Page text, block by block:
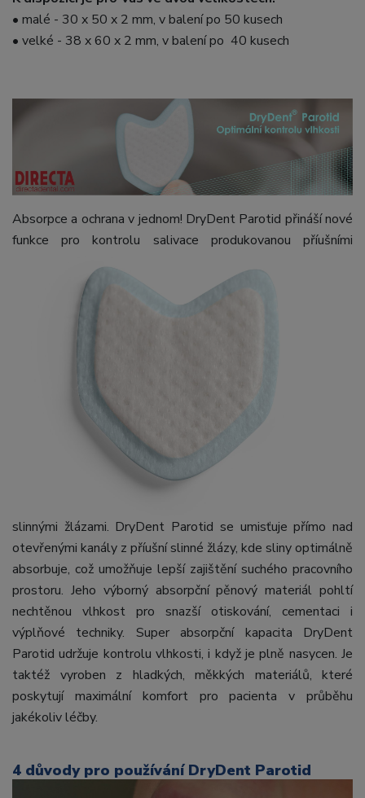
• malé - 30 x 50 x 2 mm, v balení po 50 kusech
• velké - 38 x 60 x 2 mm, v balení po 40 kusech
Absorpce a ochrana v jednom! DryDent Parotid přináší nové
funkce pro kontrolu salivace produkovanou příušními
slinnými žlázami. DryDent Parotid se umisťuje přímo nad
otevřenými kanály z příušní slinné žlázy, kde sliny optimálně
absorbuje, což umožňuje lepší zajištění suchého pracovního
prostoru. Jeho výborný absorpční pěnový materiál pohltí
nechtěnou vlhkost pro snazší otiskování, cementaci i
výplňové techniky. Super absorpční kapacita DryDent
Parotid udržuje kontrolu vlhkosti, i když je plně nasycen. Je
taktéž vyroben z hladkých, měkkých materiálů, které
poskytují maximální komfort pro pacienta v průběhu
jakékoliv léčby.
4 důvody pro používání DryDent Parotid